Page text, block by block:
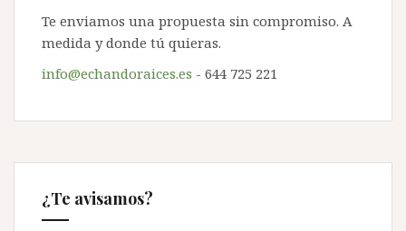
Te enviamos una propuesta sin compromiso. A
medida y donde tú quieras.
info@echandoraices.es - 644 725 221
¿Te avisamos?